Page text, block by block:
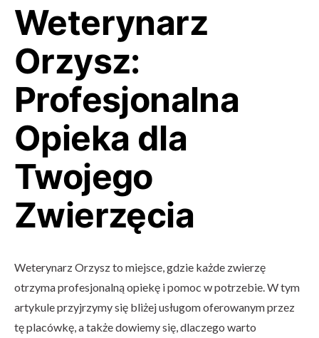
Weterynarz
Orzysz:
Profesjonalna
Opieka dla
Twojego
Zwierzęcia
Weterynarz Orzysz to miejsce, gdzie każde zwierzę
otrzyma profesjonalną opiekę i pomoc w potrzebie. W tym
artykule przyjrzymy się bliżej usługom oferowanym przez
tę placówkę, a także dowiemy się, dlaczego warto